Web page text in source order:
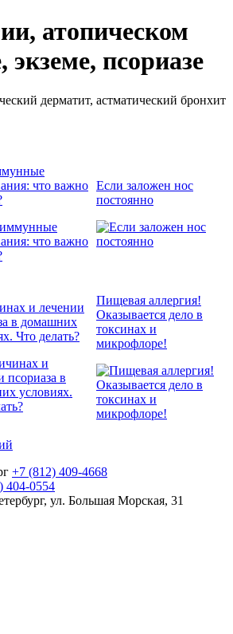
атопическом
экземе, псориазе
дерматит, астматический бронхит
что важно Если заложен нос
постоянно
и лечении
в домашних
Что делать?
Пищевая аллергия!
Оказывается дело в
токсинах и
микрофлоре!
+7 (812) 409-4668
404-0554
ул. Большая Морская, 31